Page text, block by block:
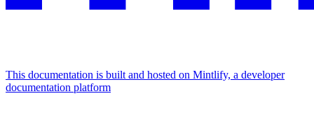
This documentation is built and hosted on Mintlify, a developer
documentation platform